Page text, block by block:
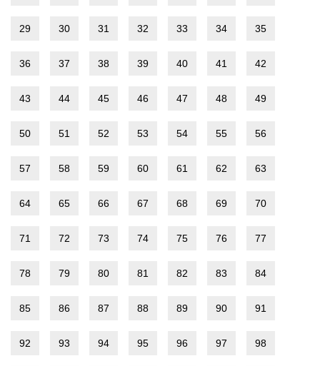
29 30 31 32 33 34 35
36 37 38 39 40 41 42
43 44 45 46 47 48 49
50 51 52 53 54 55 56
57 58 59 60 61 62 63
64 65 66 67 68 69 70
71 72 73 74 75 76 77
78 79 80 81 82 83 84
85 86 87 88 89 90 91
92 93 94 95 96 97 98